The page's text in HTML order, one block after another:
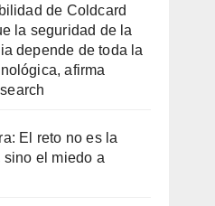
de Coldcard
la seguridad de la
depende de toda la
afirma
El reto no es la
sino el miedo a